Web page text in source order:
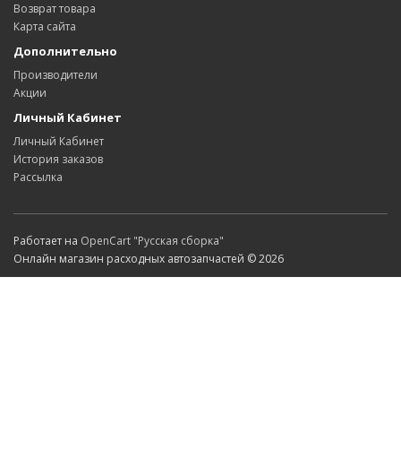
Возврат товара
Карта сайта
Дополнительно
Производители
Акции
Личный Кабинет
Личный Кабинет
История заказов
Рассылка
Работает на OpenCart "Русская сборка"
Онлайн магазин расходных автозапчастей © 2026